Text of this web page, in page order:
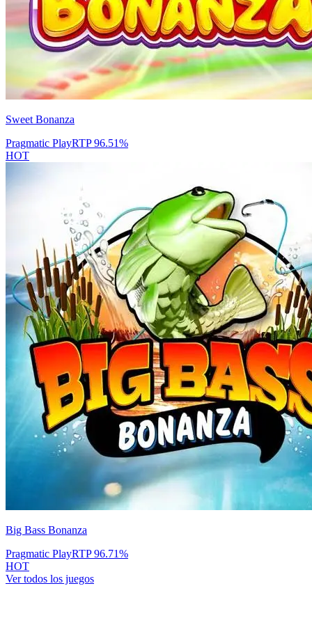
Sweet Bonanza
Pragmatic PlayRTP96.51%
HOT
Big Bass Bonanza
Pragmatic PlayRTP96.71%
HOT
Ver todos los juegos